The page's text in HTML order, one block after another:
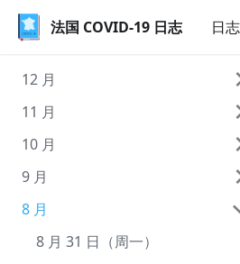
法国 COVID-19 日志 日
法国 COVID-19 日志
12 月
12 月 31 日（周四）
12 月 30 日（周三）
12 月 29 日（周二）
12 月 28 日（周一）
12 月 27 日（周日）
11 月
11 月 30 日（周一）
11 月 29 日（周日）
11 月 28 日（周六）
11 月 27 日（周五）
10 月
10 月 31 日（周六）
10 月 30 日（周五）
10 月 29 日（周四）
9 月
9 月 30 日（周三）
9 月 29 日（周二）
8 月
8 月 31 日（周一）